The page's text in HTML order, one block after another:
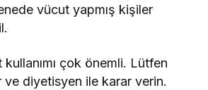
vücut yapmış kişiler
çok önemli. Lütfen
diyetisyen ile karar verin.